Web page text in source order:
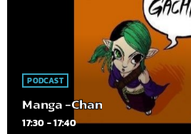
PODCAST
Manga -Chan
17:30 - 17:40